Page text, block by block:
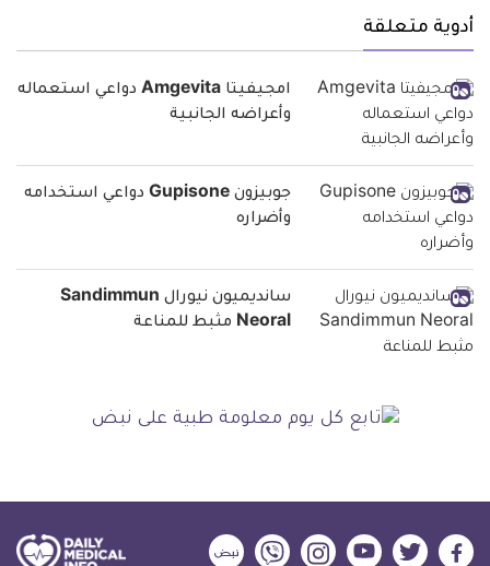
أدوية متعلقة
امجيفيتا Amgevita دواعي استعماله
وأعراضه الجانبية
جوبيزون Gupisone دواعي استخدامه
وأضراره
سانديميون نيورال Sandimmun
Neoral مثبط للمناعة
ديلي
ديلي
ديلي
ديلي
ديلي
ديلي